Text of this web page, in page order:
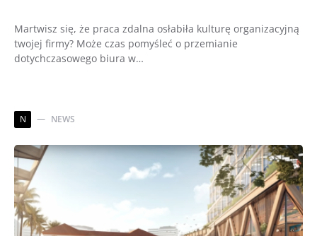
Martwisz się, że praca zdalna osłabiła kulturę organizacyjną
twojej firmy? Może czas pomyśleć o przemianie
dotychczasowego biura w…
N NEWS